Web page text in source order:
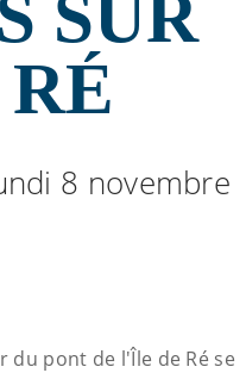
SUR
8 novembre
pont de l'Île de Ré se